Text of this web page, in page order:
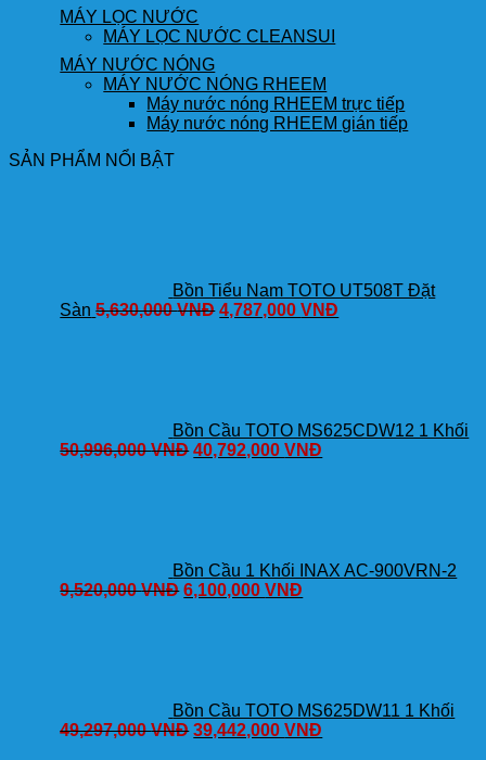
MÁY LỌC NƯỚC
MÁY LỌC NƯỚC CLEANSUI
MÁY NƯỚC NÓNG
MÁY NƯỚC NÓNG RHEEM
Máy nước nóng RHEEM trực tiếp
Máy nước nóng RHEEM gián tiếp
SẢN PHẨM NỔI BẬT
Bồn Tiểu Nam TOTO UT508T Đặt
Sàn 5,630,000VNĐ 4,787,000VNĐ
Bồn Cầu TOTO MS625CDW12 1 Khối
50,996,000VNĐ 40,792,000VNĐ
Bồn Cầu 1 Khối INAX AC-900VRN-2
9,520,000VNĐ 6,100,000VNĐ
Bồn Cầu TOTO MS625DW11 1 Khối
49,297,000VNĐ 39,442,000VNĐ